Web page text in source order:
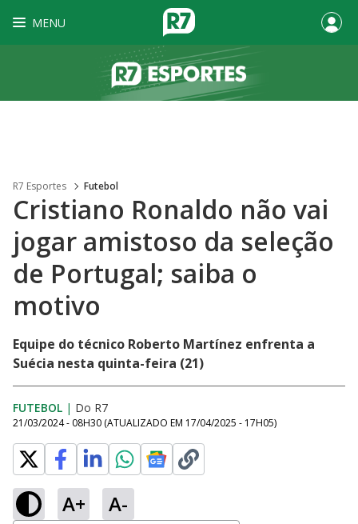
MENU
R7 Esportes Futebol
Cristiano Ronaldo não vai
jogar amistoso da seleção
de Portugal; saiba o
motivo
Equipe do técnico Roberto Martínez enfrenta a
Suécia nesta quinta-feira (21)
FUTEBOL | Do R7
21/03/2024 - 08H30 (ATUALIZADO EM 17/04/2025 - 17H05)
A+ A-